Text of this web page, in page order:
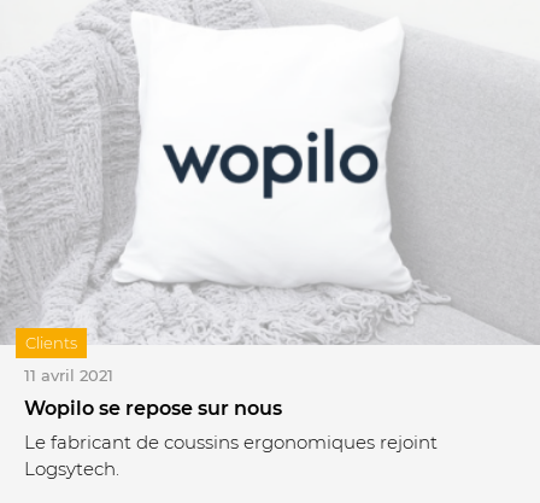
11 avril 2021
Wopilo se repose sur nous
Le fabricant de coussins ergonomiques rejoint
Logsytech.
Clients